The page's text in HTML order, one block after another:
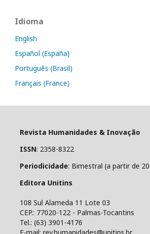
Idioma
English
Español (España)
Português (Brasil)
Français (France)
Revista Humanidades & Inovação
ISSN: 2358-8322
Periodicidade: Bimestral (a partir de
Editora Unitins
108 Sul Alameda 11 Lote 03
CEP.: 77020-122 - Palmas-Tocantins
Tel.: (63) 3901-4176
E-mail: rev.humanidades@unitins.br